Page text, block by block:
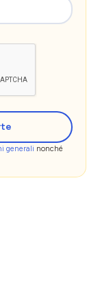
generali nonché